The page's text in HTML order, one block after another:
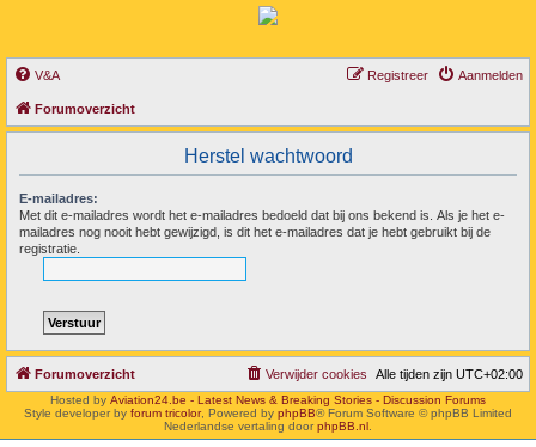
V&A Aanmelden
Registreer
Forumoverzicht
Herstel wachtwoord
E-mailadres:
Met dit e-mailadres wordt het e-mailadres bedoeld dat bij ons bekend is. Als je het e-
mailadres nog nooit hebt gewijzigd, is dit het e-mailadres dat je hebt gebruikt bij de
registratie.
Forumoverzicht Alle tijden zijn UTC+02:00
Verwijder cookies
Hosted by Aviation24.be - Latest News & Breaking Stories - Discussion Forums
Style developer by forum tricolor, Powered by phpBB® Forum Software © phpBB Limited
Nederlandse vertaling doorphpBB.nl